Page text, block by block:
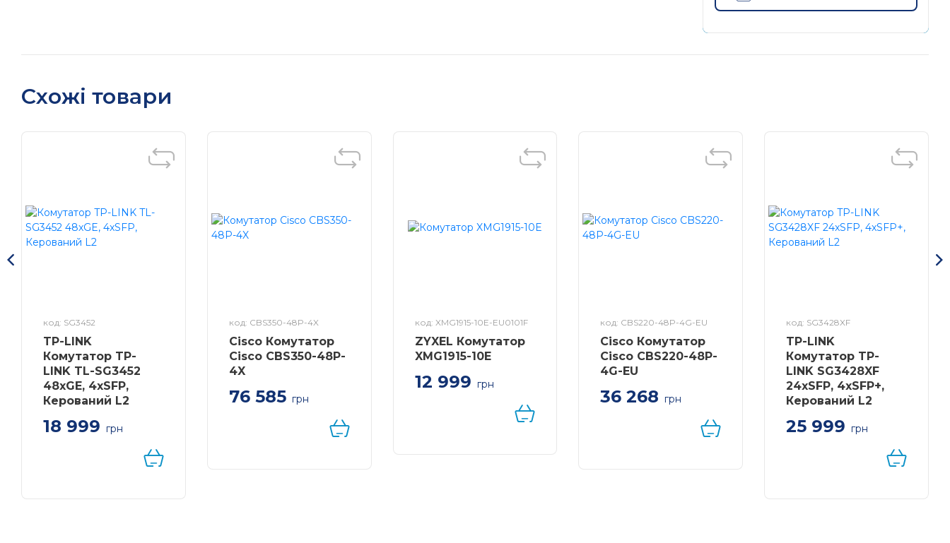
Схожі товари
код: SG3452
TP-LINK
Комутатор TP-
LINK TL-SG3452
48xGE, 4xSFP,
Керований L2
18 999 грн
код: CBS350-48P-4X
Cisco Комутатор
Cisco CBS350-48P-
4X
76 585 грн
Managed 48-port GE,
PoE+ (370W), 4x10G
код: XMG1915-10E-EU0101F
ZYXEL Комутатор
XMG1915-10E
12 999 грн
Комутатор ZYXEL
8x2,5GE, 2xSFP+, Smart
код: CBS220-48P-4G-EU
Cisco Комутатор
Cisco CBS220-48P-
4G-EU
36 268 грн
Комутатор Cisco
CBS220 Smart 48-port
код: SG3428XF
TP-LINK
Комутатор TP-
LINK SG3428XF
24xSFP, 4xSFP+,
Керований L2
25 999 грн